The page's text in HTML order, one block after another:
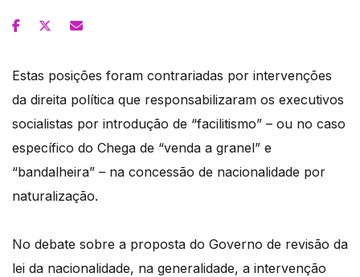
Estas posições foram contrariadas por intervenções
da direita política que responsabilizaram os executivos
socialistas por introdução de “facilitismo” – ou no caso
específico do Chega de “venda a granel” e
“bandalheira” – na concessão de nacionalidade por
naturalização.
No debate sobre a proposta do Governo de revisão da
lei da nacionalidade, na generalidade, a intervenção